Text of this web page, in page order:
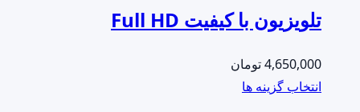
تلویزیون با کیفیت Full HD
4,650,000تومان
انتخاب گزینه ها